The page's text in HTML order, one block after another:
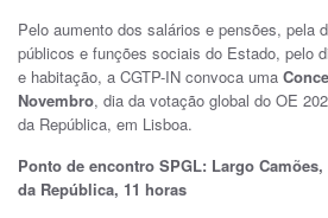
Pelo aumento dos salários e pensões, pela
públicos e funções sociais do Estado, pelo
e habitação, a CGTP-IN convoca uma
Novembro, dia da votação global do OE
da República, em Lisboa.
Ponto de encontro SPGL: Largo
da República, 11 horas